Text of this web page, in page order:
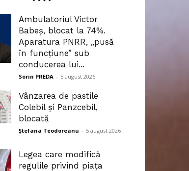
Ambulatoriul Victor
Babeș, blocat la 74%.
Aparatura PNRR, „pusă
în funcțiune” sub
conducerea lui...
Sorin PREDA - 5 august 2026
Vânzarea de pastile
Colebil și Panzcebil,
blocată
Ștefana Teodoreanu - 5 august 2026
Legea care modifică
regulile privind piața